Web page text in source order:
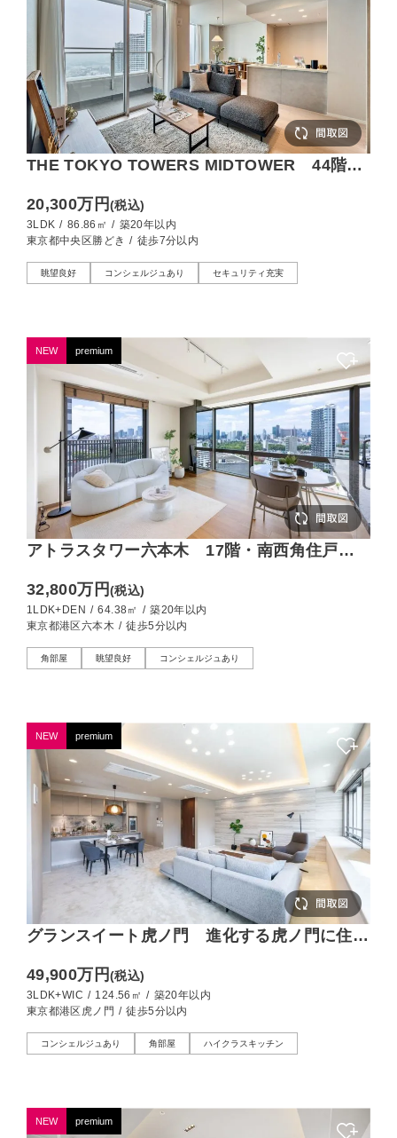
THE TOKYO TOWERS MIDTOWER 44階部
20,300万円(税込)
3LDK / 86.86㎡ / 築20年以内
東京都中央区勝どき / 徒歩7分以内
眺望良好 コンシェルジュあり セキュリティ充実
NEW premium
アトラスタワー六本木 17階・南西角住戸、
32,800万円(税込)
1LDK+DEN / 64.38㎡ / 築20年以内
東京都港区六本木 / 徒歩5分以内
角部屋 眺望良好 コンシェルジュあり
NEW premium
グランスイート虎ノ門 進化する虎ノ門に住ま
49,900万円(税込)
3LDK+WIC / 124.56㎡ / 築20年以内
東京都港区虎ノ門 / 徒歩5分以内
コンシェルジュあり 角部屋 ハイクラスキッチン
NEW premium